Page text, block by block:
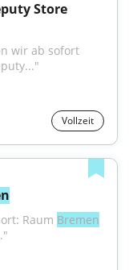
Store
wir ab sofort
Vollzeit
Raum Bremen